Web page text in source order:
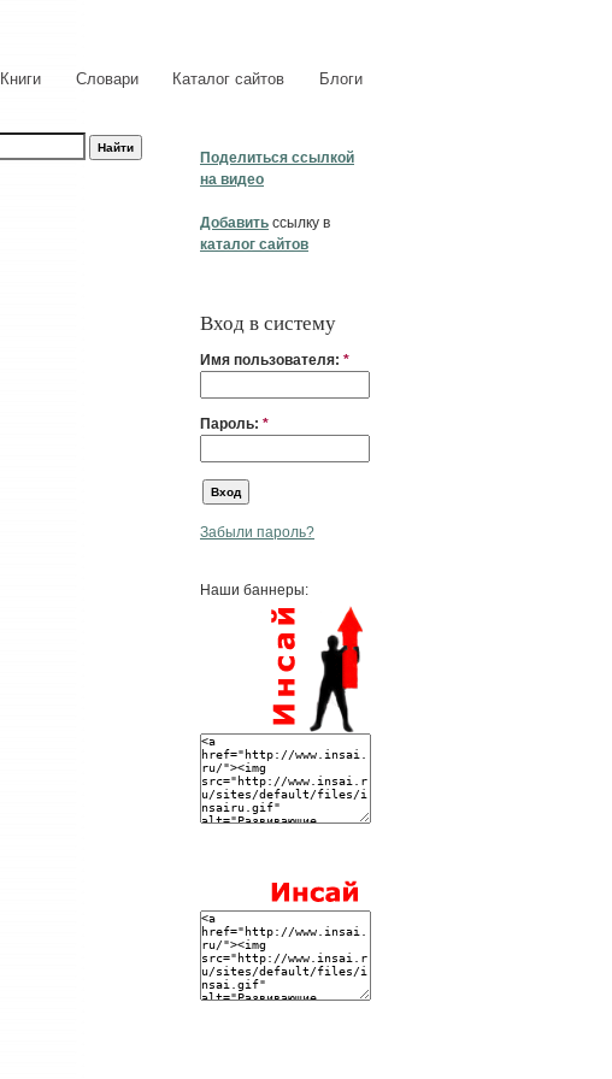
Книги Словари Каталог сайтов Блоги
Поделиться ссылкой
на видео
Добавить ссылку в
каталог сайтов
Вход в систему
Имя пользователя: *
Пароль: *
Забыли пароль?
Наши баннеры: